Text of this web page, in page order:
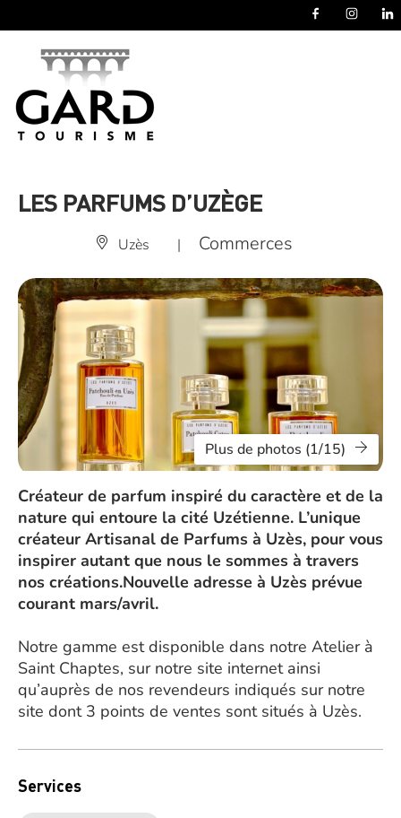
LES PARFUMS D’UZÈGE
Uzès | Commerces
Plus de photos (1/15)
Créateur de parfum inspiré du caractère et de la
nature qui entoure la cité Uzétienne. L’unique
créateur Artisanal de Parfums à Uzès, pour vous
inspirer autant que nous le sommes à travers
nos créations.Nouvelle adresse à Uzès prévue
courant mars/avril.
Notre gamme est disponible dans notre Atelier à
Saint Chaptes, sur notre site internet ainsi
qu’auprès de nos revendeurs indiqués sur notre
site dont 3 points de ventes sont situés à Uzès.
Services